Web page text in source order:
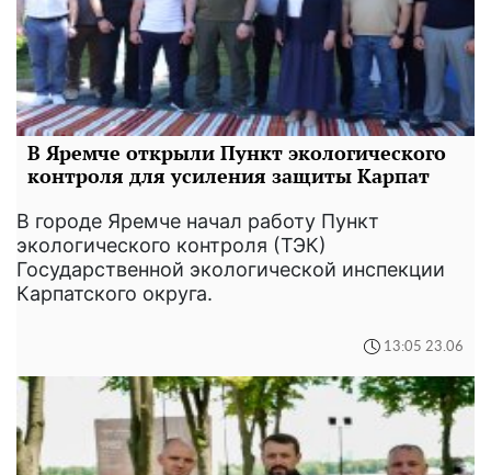
В Яремче открыли Пункт экологического
контроля для усиления защиты Карпат
В городе Яремче начал работу Пункт
экологического контроля (ТЭК)
Государственной экологической инспекции
Карпатского округа.
13:05 23.06